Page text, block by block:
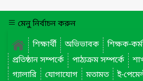
মেনু নির্বাচন করুন
শিক্ষার্থী
অভিভাবক
শিক্ষক-
প্রতিষ্ঠান সম্পর্কে
পাঠ্যক্রম সম্পর্কে
গ্যালারি
যোগাযোগ মতামত ই-